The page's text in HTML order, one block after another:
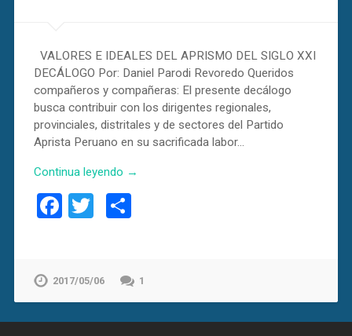
VALORES E IDEALES DEL APRISMO DEL SIGLO XXI
DECÁLOGO Por: Daniel Parodi Revoredo Queridos
compañeros y compañeras: El presente decálogo
busca contribuir con los dirigentes regionales,
provinciales, distritales y de sectores del Partido
Aprista Peruano en su sacrificada labor…
Continua leyendo →
Facebook
Twitter
2017/05/06 1